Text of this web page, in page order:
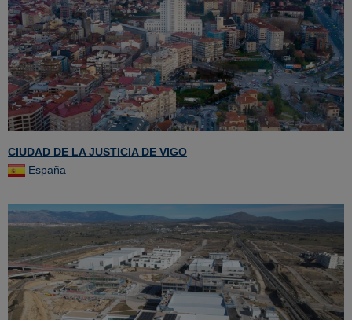
CIUDAD DE LA JUSTICIA DE VIGO
España